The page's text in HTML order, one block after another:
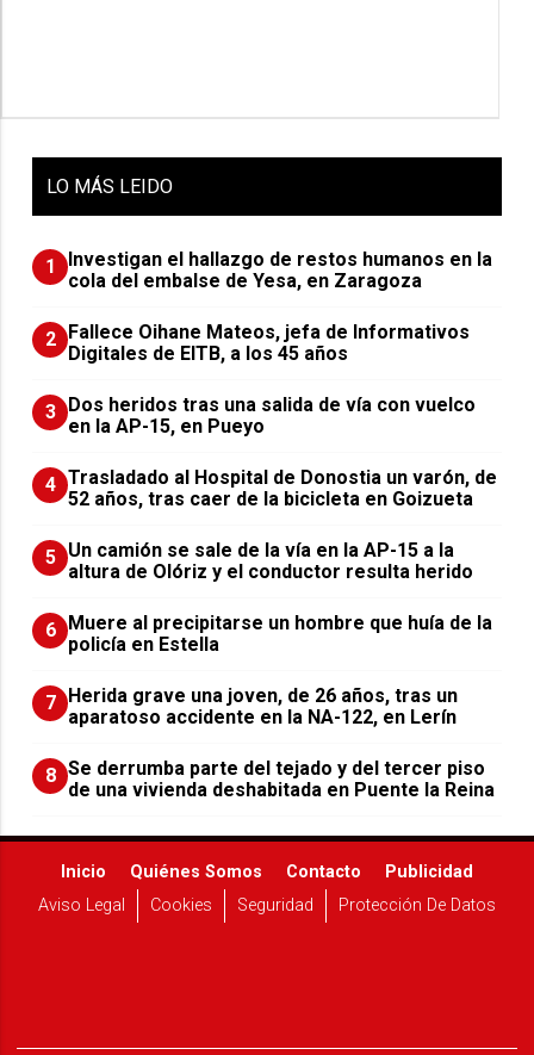
LO MÁS LEIDO
1
Investigan el hallazgo de restos humanos en la
cola del embalse de Yesa, en Zaragoza
2 Fallece Oihane Mateos, jefa de Informativos
Digitales de EITB, a los 45 años
3 Dos heridos tras una salida de vía con vuelco
en la AP-15, en Pueyo
4 Trasladado al Hospital de Donostia un varón, de
52 años, tras caer de la bicicleta en Goizueta
5 Un camión se sale de la vía en la AP-15 a la
altura de Olóriz y el conductor resulta herido
6 Muere al precipitarse un hombre que huía de la
policía en Estella
7 Herida grave una joven, de 26 años, tras un
aparatoso accidente en la NA-122, en Lerín
8 Se derrumba parte del tejado y del tercer piso
de una vivienda deshabitada en Puente la Reina
Inicio Quiénes Somos Contacto
Publicidad
Aviso Legal
Cookies Seguridad Protección De Datos